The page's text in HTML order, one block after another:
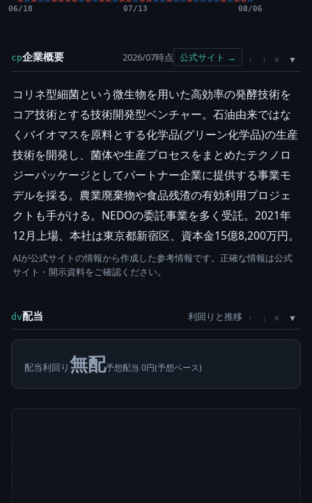
06/18 07/13 08/06
cp企業概要 2026/07時点 公式サイト → ↑ ↓ ×
コリネ型細菌という微生物を用いた高効率の発酵技術を
コア技術とする技術開発型ベンチャー。石油由来ではな
くバイオマスを原料とする化学品(グリーン化学品)の生産
技術を開発し、菌体や生産プロセスをまとめたテクノロ
ジーパッケージとしてパートナー企業に提供する事業モ
デルを採る。農業廃棄物や食品残渣の有効利用プロジェ
クトも手がける。NEDOの委託事業を多く受託。2021年
12月上場、本社は東京都新宿区、資本金15億8,200万円。
AIが公式サイトの情報から作成した参考情報です。正確な情報は公式
サイト・開示資料をご確認ください。
dv配当 利回りと推移 ↑ ↓ ×
配当利回り無配予想配当 0円(予想ベース)